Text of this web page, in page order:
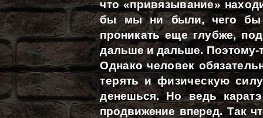
что «привязывание»
бы мы ни были, чего бы
проникать еще глубже,
дальше и дальше. Поэтому-
Однако человек
терять и физическую
денешься. Но ведь каратэ
продвижение вперед. Так